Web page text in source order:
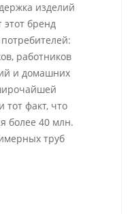
изделий
этот бренд
работников
и домашних
тот факт, что
более 40 млн.
труб